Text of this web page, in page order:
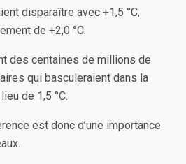
disparaître avec +1,5 °C,
de +2,0 °C.
des centaines de millions de
qui basculeraient dans la
de 1,5 °C.
est donc d’une importance